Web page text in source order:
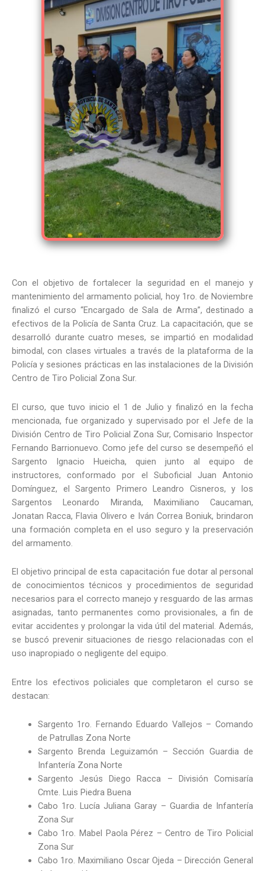
Con el objetivo de fortalecer la seguridad en el manejo y
mantenimiento del armamento policial, hoy 1ro. de Noviembre
finalizó el curso “Encargado de Sala de Arma”, destinado a
efectivos de la Policía de Santa Cruz. La capacitación, que se
desarrolló durante cuatro meses, se impartió en modalidad
bimodal, con clases virtuales a través de la plataforma de la
Policía y sesiones prácticas en las instalaciones de la División
Centro de Tiro Policial Zona Sur.
El curso, que tuvo inicio el 1 de Julio y finalizó en la fecha
mencionada, fue organizado y supervisado por el Jefe de la
División Centro de Tiro Policial Zona Sur, Comisario Inspector
Fernando Barrionuevo. Como jefe del curso se desempeñó el
Sargento Ignacio Hueicha, quien junto al equipo de
instructores, conformado por el Suboficial Juan Antonio
Domínguez, el Sargento Primero Leandro Cisneros, y los
Sargentos Leonardo Miranda, Maximiliano Caucaman,
Jonatan Racca, Flavia Olivero e Iván Correa Boniuk, brindaron
una formación completa en el uso seguro y la preservación
del armamento.
El objetivo principal de esta capacitación fue dotar al personal
de conocimientos técnicos y procedimientos de seguridad
necesarios para el correcto manejo y resguardo de las armas
asignadas, tanto permanentes como provisionales, a fin de
evitar accidentes y prolongar la vida útil del material. Además,
se buscó prevenir situaciones de riesgo relacionadas con el
uso inapropiado o negligente del equipo.
Entre los efectivos policiales que completaron el curso se
destacan:
Sargento 1ro. Fernando Eduardo Vallejos – Comando
de Patrullas Zona Norte
Sargento Brenda Leguizamón – Sección Guardia de
Infantería Zona Norte
Sargento Jesús Diego Racca – División Comisaría
Cmte. Luis Piedra Buena
Cabo 1ro. Lucía Juliana Garay – Guardia de Infantería
Zona Sur
Cabo 1ro. Mabel Paola Pérez – Centro de Tiro Policial
Zona Sur
Cabo 1ro. Maximiliano Oscar Ojeda – Dirección General